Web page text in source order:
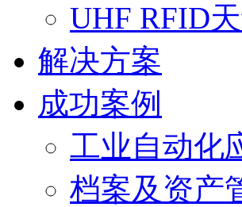
UHF RFID
解决方案
成功案例
工业自动化
档案及资产